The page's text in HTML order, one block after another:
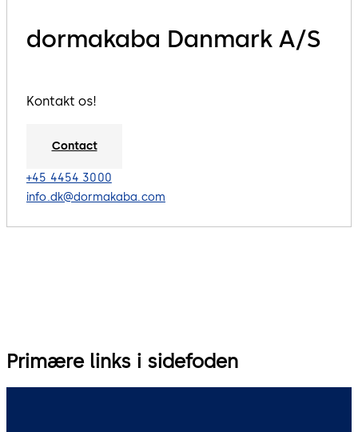
dormakaba Danmark A/S
Kontakt os!
Contact
+45 4454 3000
info.dk@dormakaba.com
Primære links i sidefoden